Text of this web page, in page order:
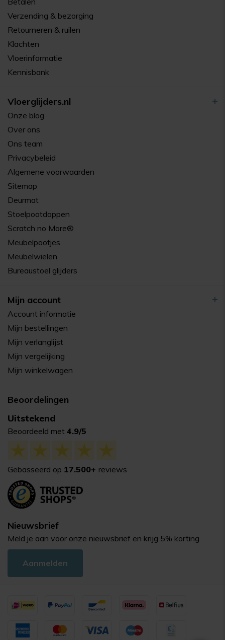
Verzending & bezorging
Retourneren & ruilen
Klachten
Vloerinformatie
Kennisbank
Vloerglijders.nl
Onze blog
Over ons
Ons team
Privacybeleid
Algemene voorwaarden
Sitemap
Deurmat
Stoelpootdoppen
Scratch no More®
Meubelpootjes
Meubelwielen
Bureaustoel glijders
Mijn account
Account informatie
Mijn bestellingen
Mijn verlanglijst
Mijn vergelijking
Mijn winkelwagen
Beoordelingen
Uitstekend
Beoordeeld met 4.9/5
Gebasseerd op 17.500+ reviews
Nieuwsbrief
Meld je aan voor onze nieuwsbrief en krijg 5% korting
Aanmelden